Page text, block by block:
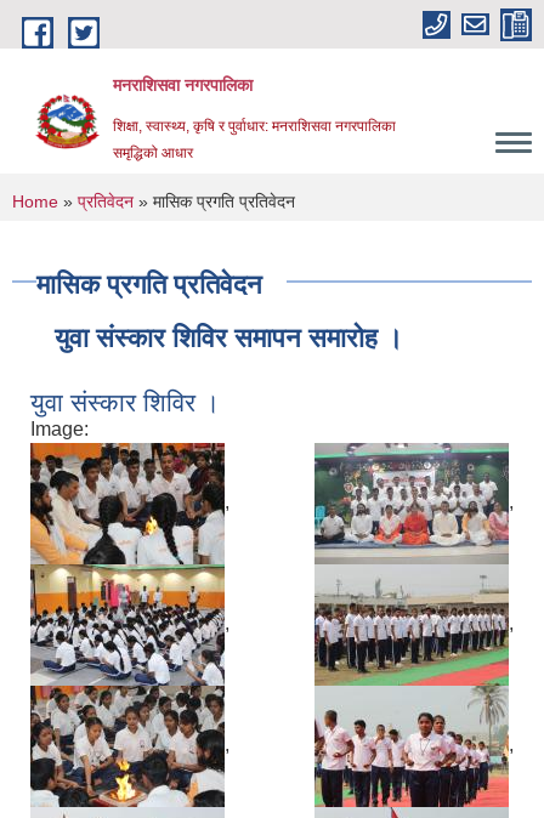
Skip to main content
मनराशिसवा नगरपालिका
शिक्षा, स्वास्थ्य, कृषि र पुर्वाधार: मनराशिसवा नगरपालिका
समृद्धिको आधार
You are here
Home » प्रतिवेदन » मासिक प्रगति प्रतिवेदन
मासिक प्रगति प्रतिवेदन
युवा संस्कार शिविर समापन समारोह ।
युवा संस्कार शिविर ।
Image:
, ,
, ,
, ,